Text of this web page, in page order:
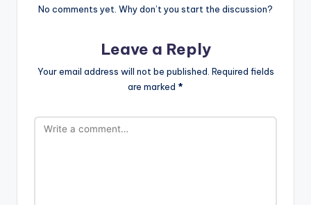
No comments yet. Why don’t you start the discussion?
Leave a Reply
Your email address will not be published. Required fields
are marked *